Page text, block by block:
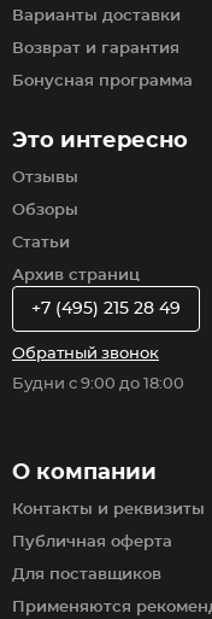
Варианты доставки
Возврат и гарантия
Бонусная программа
Это интересно
Отзывы
Обзоры
Статьи
Архив страниц
О компании
Контакты и реквизиты
Публичная оферта
Для поставщиков
Применяются
+7 (495) 215 28 49
Обратный звонок
Будни с 9:00 до 18:00